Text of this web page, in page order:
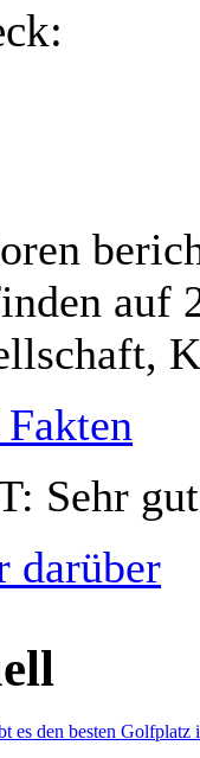
auf
Sehr
darüber
es den besten